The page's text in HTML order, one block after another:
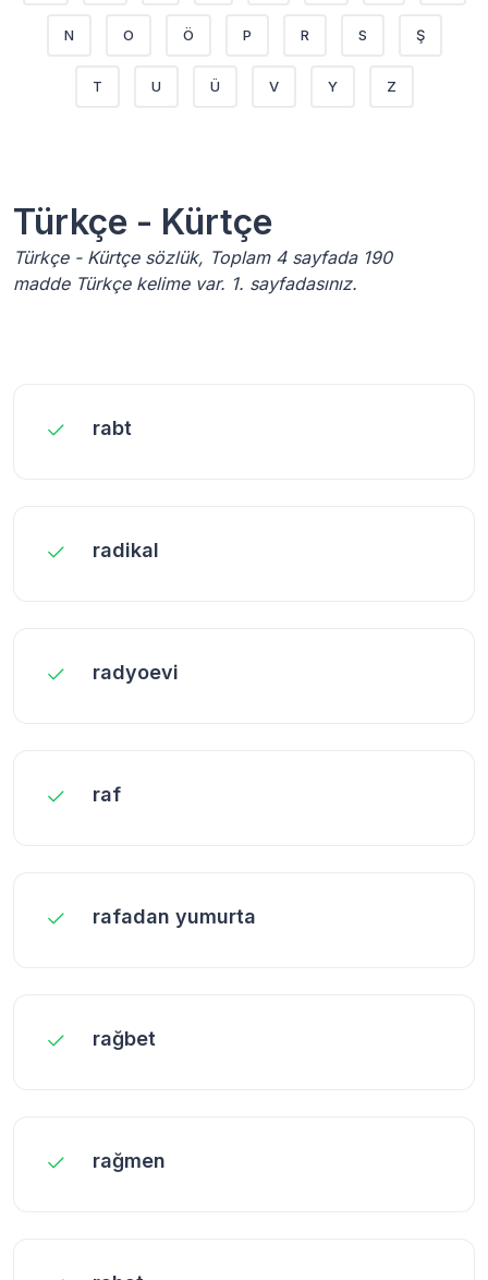
N O Ö P R S Ş
T U Ü V Y Z
Türkçe - Kürtçe
Türkçe - Kürtçe sözlük, Toplam 4 sayfada 190
madde Türkçe kelime var. 1. sayfadasınız.
rabt
radikal
radyoevi
raf
rafadan yumurta
rağbet
rağmen